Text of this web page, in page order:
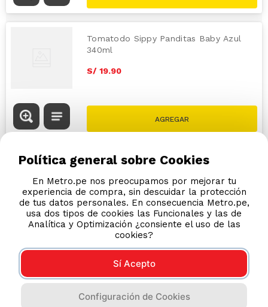
Tomatodo Sippy Panditas Baby Azul
340ml
S/ 19.90
Política general sobre Cookies
En Metro.pe nos preocupamos por mejorar tu
experiencia de compra, sin descuidar la protección
de tus datos personales. En consecuencia Metro.pe,
usa dos tipos de cookies las Funcionales y las de
Analítica y Optimización ¿consiente el uso de las
cookies?
Sí Acepto
Configuración de Cookies